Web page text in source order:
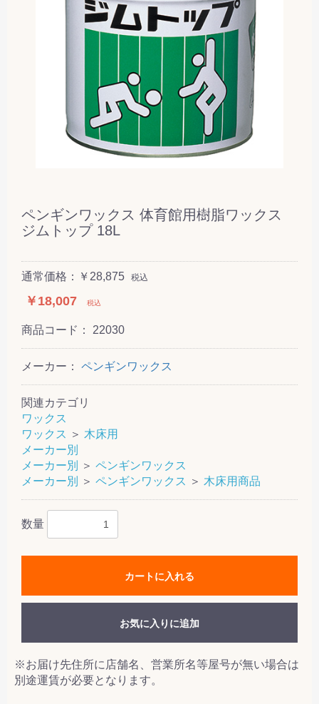
ペンギンワックス 体育館用樹脂ワックス
ジムトップ 18L
通常価格：￥28,875 税込
￥18,007 税込
商品コード： 22030
メーカー： ペンギンワックス
関連カテゴリ
ワックス
ワックス ＞ 木床用
メーカー別
メーカー別
＞ ペンギンワックス
メーカー別
＞ ペンギンワックス ＞ 木床用商品
数量
カートに入れる
お気に入りに追加
※お届け先住所に店舗名、営業所名等屋号が無い場合は
別途運賃が必要となります。